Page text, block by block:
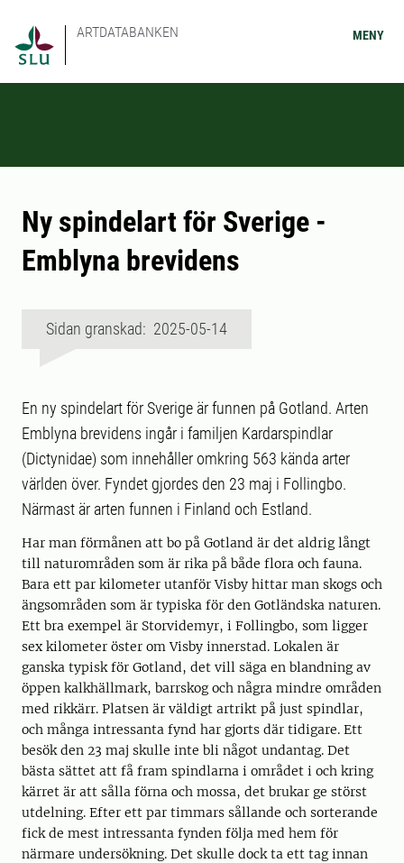
ARTDATABANKEN MENY
Ny spindelart för Sverige -
Emblyna brevidens
Sidan granskad: 2025-05-14
En ny spindelart för Sverige är funnen på Gotland. Arten
Emblyna brevidens ingår i familjen Kardarspindlar
(Dictynidae) som innehåller omkring 563 kända arter
världen över. Fyndet gjordes den 23 maj i Follingbo.
Närmast är arten funnen i Finland och Estland.
Har man förmånen att bo på Gotland är det aldrig långt
till naturområden som är rika på både flora och fauna.
Bara ett par kilometer utanför Visby hittar man skogs och
ängsområden som är typiska för den Gotländska naturen.
Ett bra exempel är Storvidemyr, i Follingbo, som ligger
sex kilometer öster om Visby innerstad. Lokalen är
ganska typisk för Gotland, det vill säga en blandning av
öppen kalkhällmark, barrskog och några mindre områden
med rikkärr. Platsen är väldigt artrikt på just spindlar,
och många intressanta fynd har gjorts där tidigare. Ett
besök den 23 maj skulle inte bli något undantag. Det
bästa sättet att få fram spindlarna i området i och kring
kärret är att sålla förna och mossa, det brukar ge störst
utdelning. Efter ett par timmars sållande och sorterande
fick de mest intressanta fynden följa med hem för
närmare undersökning. Det skulle dock ta ett tag innan